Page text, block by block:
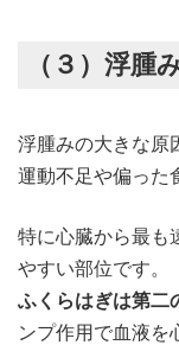
（３）浮腫
浮腫みの大きな原
運動不足や偏った
特に心臓から最も
やすい部位です。
ふくらはぎは第二
ンプ作用で血液を